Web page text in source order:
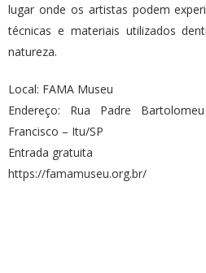
lugar onde os artistas podem
técnicas e materiais utilizados
natureza.
Local: FAMA Museu
Endereço: Rua Padre
Francisco – Itu/SP
Entrada gratuita
https://famamuseu.org.br/